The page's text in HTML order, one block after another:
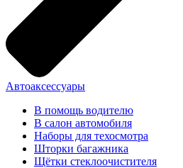
Автоаксессуары
В помощь водителю
В салон автомобиля
Наборы для техосмотра
Шторки багажника
Щётки стеклоочистителя